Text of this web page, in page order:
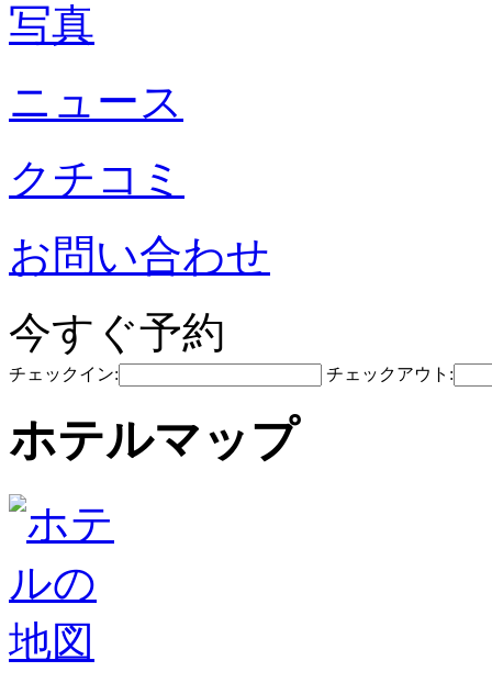
写真
ニュース
クチコミ
お問い合わせ
今すぐ予約
チェックイン: チェックアウト:
ホテルマップ